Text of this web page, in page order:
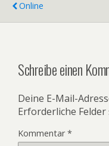
Online
Schreibe einen
Deine E-Mail-
Erforderliche
Kommentar*